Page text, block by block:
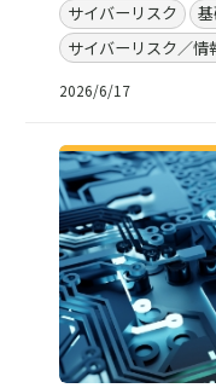
サイバーリスク
サイバーリスク／情
2026/6/17